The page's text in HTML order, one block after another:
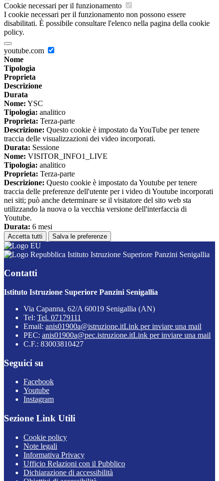
Cookie necessari per il funzionamento
I cookie necessari per il funzionamento non possono essere
disabilitati. È possibile consultare l'elenco nella pagina della cookie
policy.
youtube.com
Nome
Tipologia
Proprieta
Descrizione
Durata
Nome: YSC
Tipologia: analitico
Proprieta: Terza-parte
Descrizione: Questo cookie è impostato da YouTube per tenere
traccia delle visualizzazioni dei video incorporati.
Durata: Sessione
Nome: VISITOR_INFO1_LIVE
Tipologia: analitico
Proprieta: Terza-parte
Descrizione: Questo cookie è impostato da Youtube per tenere
traccia delle preferenze dell'utente per i video di Youtube incorporati
nei siti; può anche determinare se il visitatore del sito web sta
utilizzando la nuova o la vecchia versione dell'interfaccia di
Youtube.
Durata: 6 mesi
Accetta tutti Salva le preferenze
Istituto Istruzione Superiore Panzini Senigallia
Contatti
Istituto Istruzione Superiore Panzini Senigallia
Via Capanna, 62/A 60019 Senigallia (AN)
Tel: Tel. 07179111
Email: anis01900a@istruzione.itLink per inviare una mail
PEC: anis01900a@pec.istruzione.itLink per inviare una mail
C.F.: 83003810427
Seguici su
Facebook
Youtube
Instagram
Sezione Link Utili
Cookie policy
Note legali
Informativa Privacy
Ufficio Relazioni con il Pubblico
Dichiarazione di accessibilità